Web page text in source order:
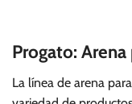
Progato: Arena
La línea de arena